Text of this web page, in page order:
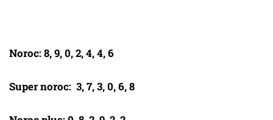
Noroc: 8, 9, 0, 2, 4, 4, 6
Super noroc: 3, 7, 3, 0, 6, 8